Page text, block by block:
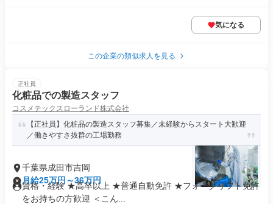
気になる
この企業の類似求人を見る
正社員
化粧品での製造スタッフ
コスメテックスローランド株式会社
【正社員】化粧品の製造スタッフ募集／未経験からスタート大歓迎
／働きやすさ抜群の工場勤務
千葉県成田市吉岡
月給25万円～36万円
資格・経験 ★高卒以上 ★普通自動免許 ★フォークリフト免許
をお持ちの方歓迎 ＜こん...